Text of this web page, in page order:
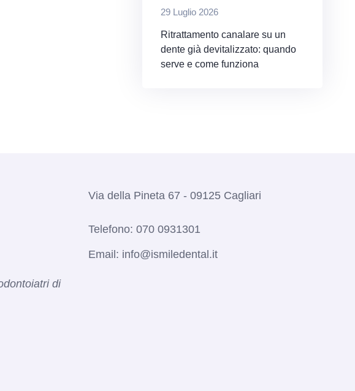
29 Luglio 2026
Ritrattamento canalare su un
dente già devitalizzato: quando
serve e come funziona
di
Via della Pineta 67 - 09125 Cagliari
Telefono: 070 0931301
Email: info@ismiledental.it